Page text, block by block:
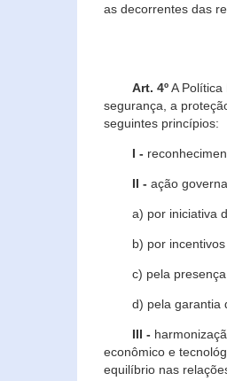
as decorrentes das
Art. 4ºA
segurança, a
seguintes
I -
II - ação
a) por iniciativa
b) por incentivos à
c) pela presença
d) pela garantia
III -
econômico e
equilíbrio nas